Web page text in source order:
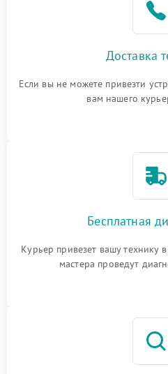
Доставка
Если вы не можете привезти
вам нашего
Бесплатная
Курьер привезет вашу технику
мастера проведут